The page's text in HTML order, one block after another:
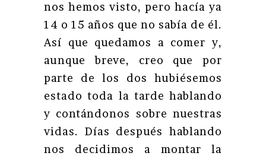
nos hemos visto, pero hacía ya
14 o 15 años que no sabía de él.
Así que quedamos a comer y,
aunque breve, creo que por
parte de los dos hubiésemos
estado toda la tarde hablando
y contándonos sobre nuestras
vidas. Días después hablando
nos decidimos a montar la